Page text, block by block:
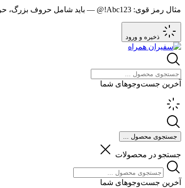
مثال رمز قوی: Abc123!@ — باید شامل حروف بزرگ، حروف کوچک
ذخیره و ورود
آخرین جست‌وجوهای شما
جستجوی محصول ...
جستجو در محصولات
آخرین جست‌وجوهای شما